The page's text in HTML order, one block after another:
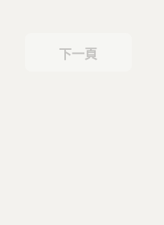
下一頁
下一頁